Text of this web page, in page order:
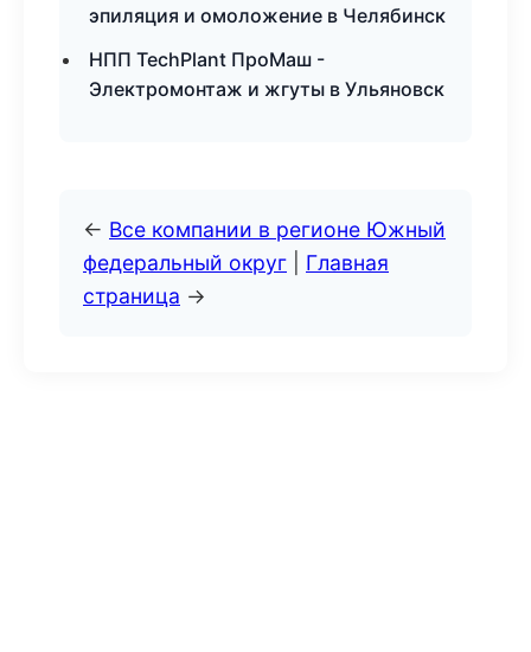
эпиляция и омоложение в Челябинск
НПП TechPlant ПроМаш -
Электромонтаж и жгуты в Ульяновск
← Все компании в регионе Южный
федеральный округ
Главная
страница →